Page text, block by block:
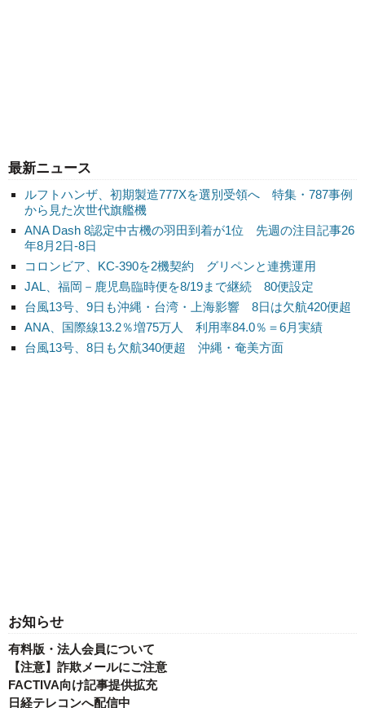
最新ニュース
ルフトハンザ、初期製造777Xを選別受領へ 特集・787事例
から見た次世代旗艦機
ANA Dash 8認定中古機の羽田到着が1位 先週の注目記事26
年8月2日-8日
コロンビア、KC-390を2機契約 グリペンと連携運用
JAL、福岡－鹿児島臨時便を8/19まで継続 80便設定
台風13号、9日も沖縄・台湾・上海影響 8日は欠航420便超
ANA、国際線13.2％増75万人 利用率84.0％＝6月実績
台風13号、8日も欠航340便超 沖縄・奄美方面
お知らせ
有料版・法人会員について
【注意】詐欺メールにご注意
FACTIVA向け記事提供拡充
日経テレコンへ配信中